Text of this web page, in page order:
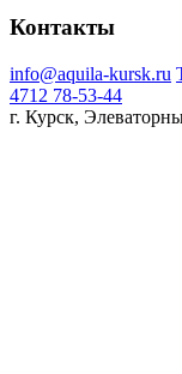
Контакты
info@aquila-kursk.ru
4712 78-53-44
г. Курск,